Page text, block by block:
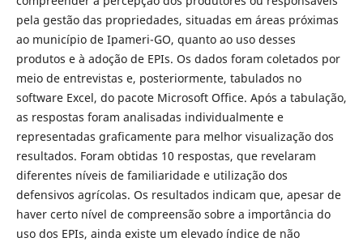
pela gestão das propriedades, situadas em áreas próximas
ao município de Ipameri-GO, quanto ao uso desses
produtos e à adoção de EPIs. Os dados foram coletados por
meio de entrevistas e, posteriormente, tabulados no
software Excel, do pacote Microsoft Office. Após a tabulação,
as respostas foram analisadas individualmente e
representadas graficamente para melhor visualização dos
resultados. Foram obtidas 10 respostas, que revelaram
diferentes níveis de familiaridade e utilização dos
defensivos agrícolas. Os resultados indicam que, apesar de
haver certo nível de compreensão sobre a importância do
uso dos EPIs, ainda existe um elevado índice de não